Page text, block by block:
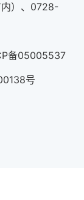
）、0728-
备05005537
号